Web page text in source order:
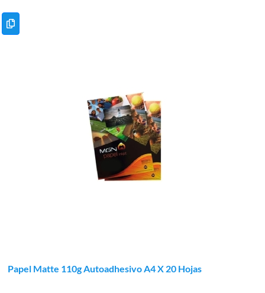
Papel Matte 110g Autoadhesivo A4 X 20 Hojas